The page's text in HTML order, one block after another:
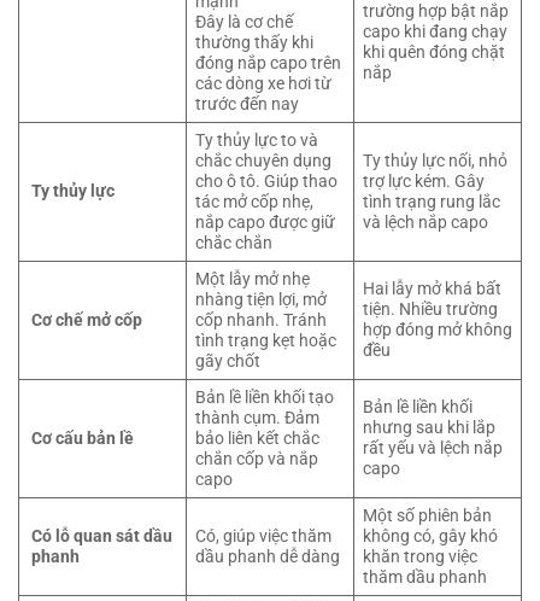
Đây là cơ chế
thường thấy khi
đóng nắp capo trên
các dòng xe hơi từ
trước đến nay
trường hợp bật nắp
capo khi đang chạy
khi quên đóng chặt
nắp
Ty thủy lực
Ty thủy lực to và
chắc chuyên dụng
cho ô tô. Giúp thao
tác mở cốp nhẹ,
nắp capo được giữ
chắc chắn
Ty thủy lực nối, nhỏ
trợ lực kém. Gây
tình trạng rung lắc
và lệch nắp capo
Cơ chế mở cốp
Một lẫy mở nhẹ
nhàng tiện lợi, mở
cốp nhanh. Tránh
tình trạng kẹt hoặc
gãy chốt
Hai lẫy mở khá bất
tiện. Nhiều trường
hợp đóng mở không
đều
Cơ cấu bản lề
Bản lề liền khối tạo
thành cụm. Đảm
bảo liên kết chắc
chắn cốp và nắp
capo
Bản lề liền khối
nhưng sau khi lắp
rất yếu và lệch nắp
capo
Có lỗ quan sát dầu
phanh
Có, giúp việc thăm
dầu phanh dễ dàng
Một số phiên bản
không có, gây khó
khăn trong việc
thăm dầu phanh